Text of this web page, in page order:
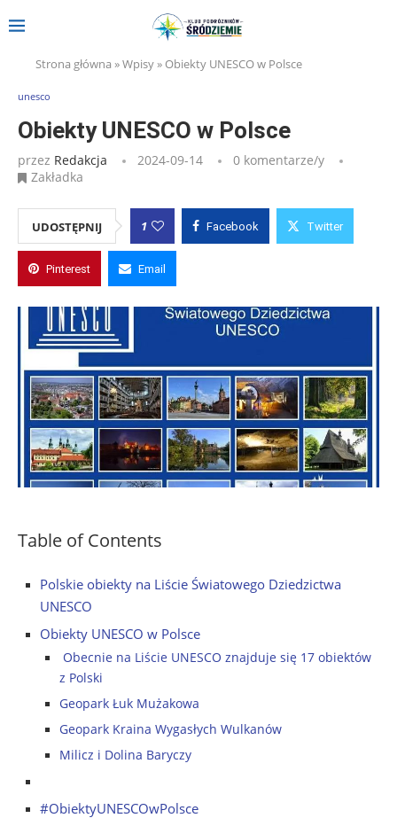
Strona główna »Wpisy» Obiekty UNESCO w Polsce
unesco
Obiekty UNESCO w Polsce
przez Redakcja 2024-09-14
0 komentarze/y
Zakładka
UDOSTĘPNIJ 1 Facebook Twitter
Pinterest Email
Table of Contents
Polskie obiekty na Liście Światowego Dziedzictwa
UNESCO
Obiekty UNESCO w Polsce
Obecnie na Liście UNESCO znajduje się 17 obiektów
z Polski
Geopark Łuk Mużakowa
Geopark Kraina Wygasłych Wulkanów
Milicz i Dolina Baryczy
#ObiektyUNESCOwPolsce